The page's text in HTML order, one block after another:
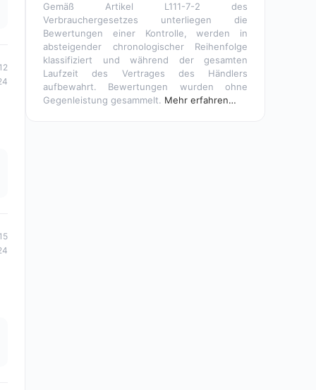
Gemäß Artikel L111-7-2 des
Verbrauchergesetzes unterliegen die
Bewertungen einer Kontrolle, werden in
absteigender chronologischer Reihenfolge
klassifiziert und während der gesamten
Laufzeit des Vertrages des Händlers
aufbewahrt. Bewertungen wurden ohne
Gegenleistung gesammelt. Mehr erfahren…